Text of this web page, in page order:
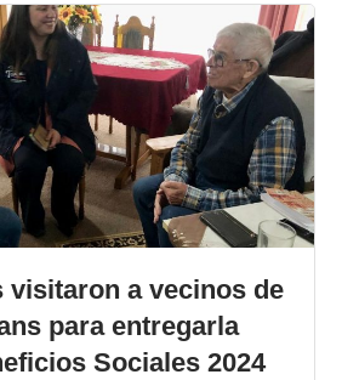
visitaron a vecinos de
para entregarla
Sociales 2024